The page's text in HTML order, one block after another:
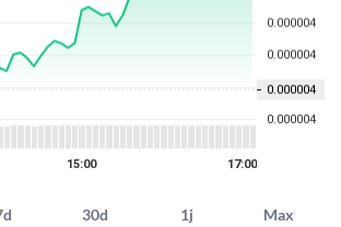
30d 1j Max